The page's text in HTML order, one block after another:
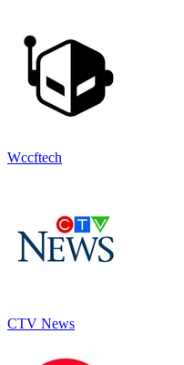
Wccftech
CTV News